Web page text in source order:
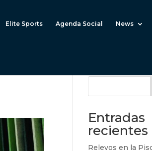
Elite Sports Agenda Social News
Entradas
recientes
Relevos en la